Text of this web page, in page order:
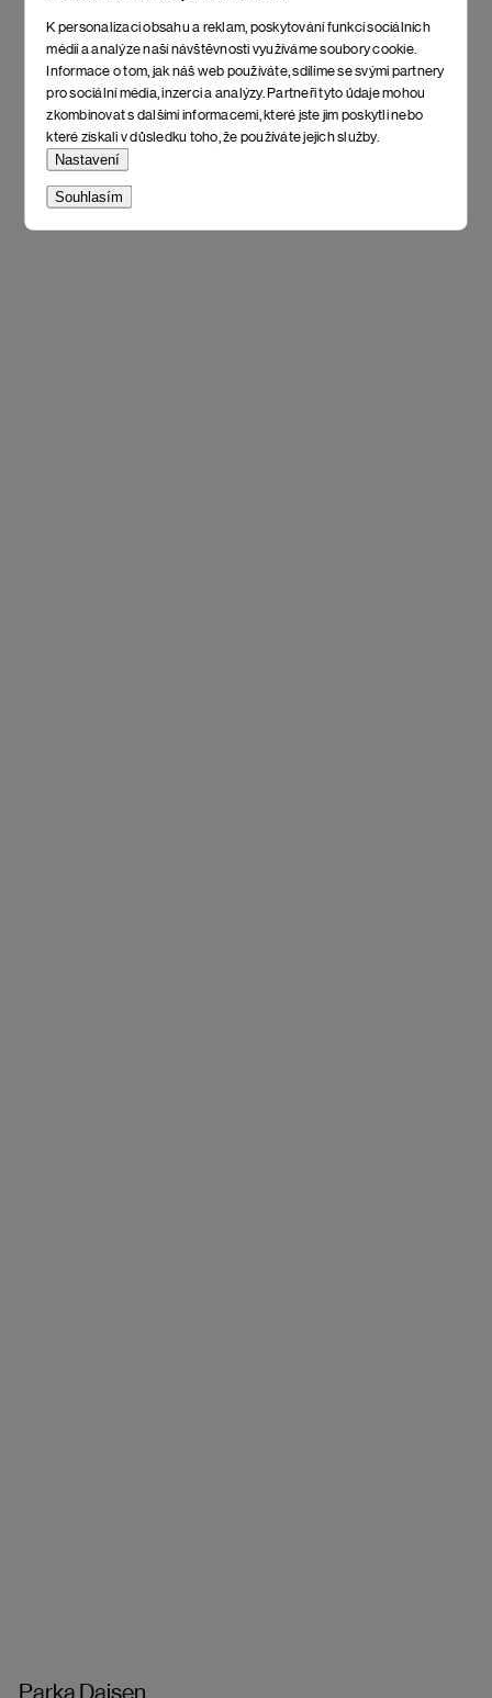
K personalizaci obsahu a reklam, poskytování funkcí sociálních
médií a analýze naší návštěvnosti využíváme soubory cookie.
Informace o tom, jak náš web používáte, sdílíme se svými partnery
pro sociální média, inzerci a analýzy. Partneři tyto údaje mohou
zkombinovat s dalšími informacemi, které jste jim poskytli nebo
které získali v důsledku toho, že používáte jejich služby.
Nastavení
Souhlasím
Parka Daisen